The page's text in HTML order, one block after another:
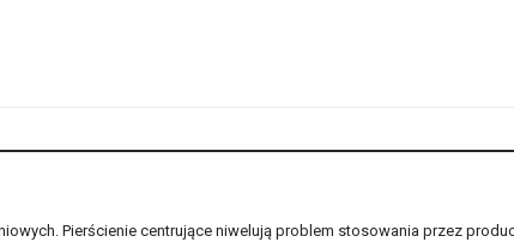
Pierścienie centrujące niwelują problem stosowania przez